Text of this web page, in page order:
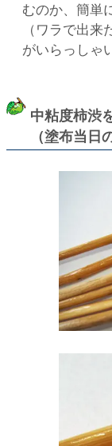
むのか、簡単
（ワラで出
がいらっしゃ
中粘度柿渋
（塗布当日